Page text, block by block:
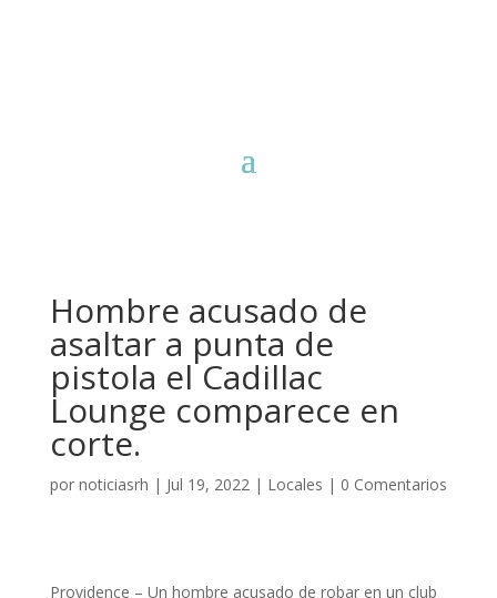
Hombre acusado de
asaltar a punta de
pistola el Cadillac
Lounge comparece en
corte.
por noticiasrh | Jul 19, 2022| Locales | 0 Comentarios
Providence – Un hombre acusado de robar en un club